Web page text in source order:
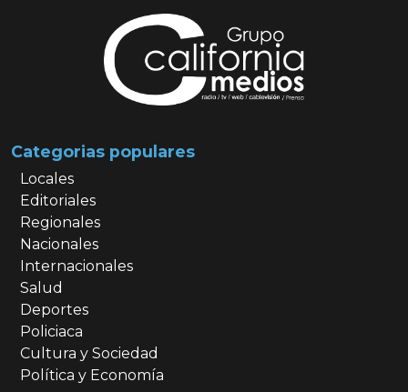
Categorias populares
Locales
Editoriales
Regionales
Nacionales
Internacionales
Salud
Deportes
Policiaca
Cultura y Sociedad
Política y Economía